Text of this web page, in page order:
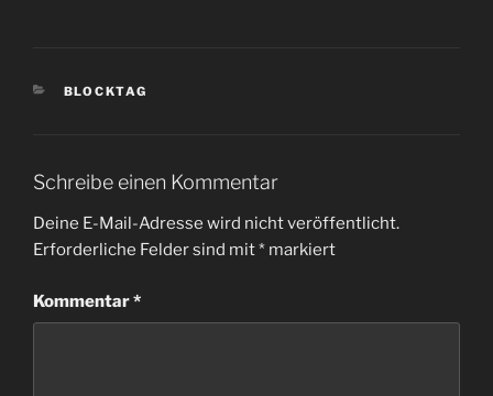
KATEGORIEN
BLOCKTAG
Schreibe einen Kommentar
Deine E-Mail-Adresse wird nicht veröffentlicht.
Erforderliche Felder sind mit* markiert
Kommentar*